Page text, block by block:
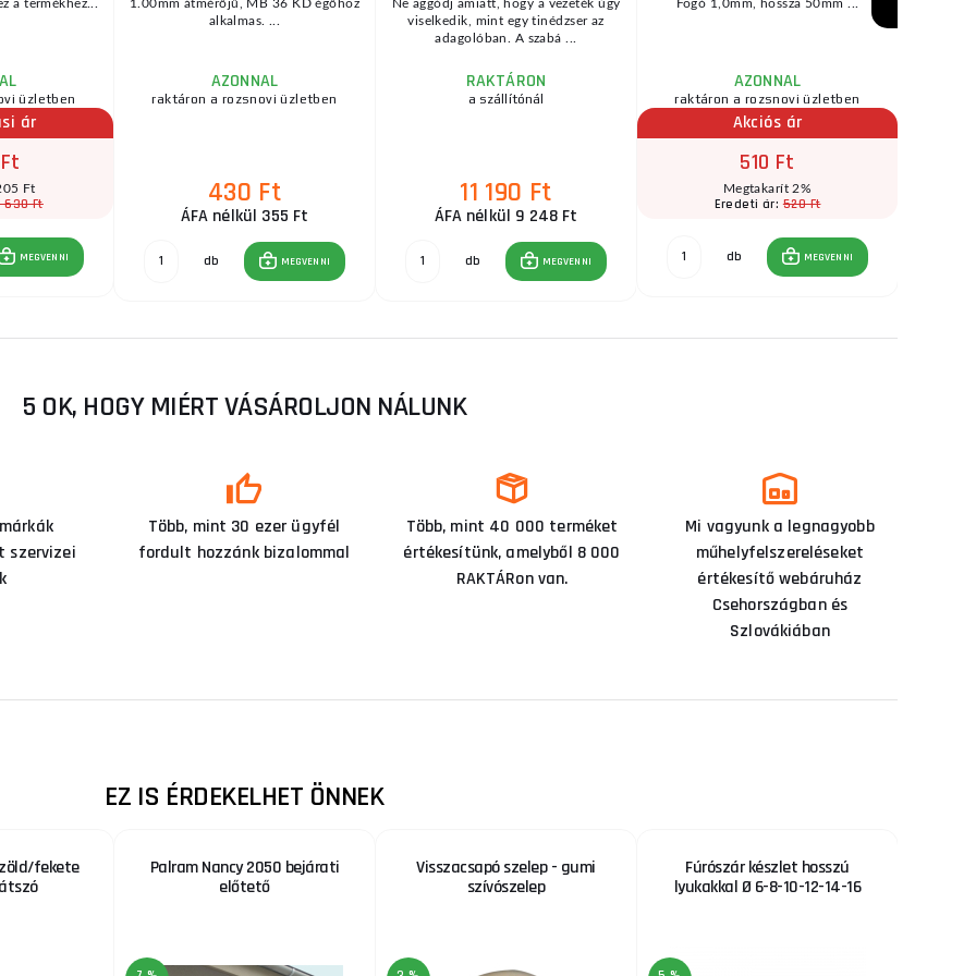
a termékhez...
üzletben
ár
Ft
630 Ft
MEGVENNI
1.00mm átmérőjű, MB 36 KD égőhöz
alkalmas. ...
AZONNAL
raktáron a rozsnovi üzletben
430 Ft
ÁFA nélkül 355 Ft
db MEGVENNI
Ne aggódj amiatt, hogy a vezeték úgy
viselkedik, mint egy tinédzser az
adagolóban. A szabá ...
RAKTÁRON
a szállítónál
11 190 Ft
ÁFA nélkül 9 248 Ft
db MEGVENNI
Fogó 1,0mm, hossza 50mm ...
AZONNAL
raktáron a rozsnovi üzletben
Akciós ár
510 Ft
Megtakarít 2%
Eredeti ár:520 Ft
db MEGVENNI
5 OK, HOGY MIÉRT VÁSÁROLJON NÁLUNK
szervizei
Több, mint 30 ezer ügyfél
fordult hozzánk bizalommal
Több, mint 40 000 terméket
értékesítünk, amelyből 8 000
RAKTÁRon van.
Mi vagyunk a legnagyobb
műhelyfelszereléseket
értékesítő webáruház
Csehországban és
Szlovákiában
EZ IS ÉRDEKELHET ÖNNEK
zöld/fekete
Palram Nancy 2050 bejárati
előtető
Visszacsapó szelep - gumi
szívószelep
Fúrószár készlet hosszú
lyukakkal Ø 6-8-10-12-14-16